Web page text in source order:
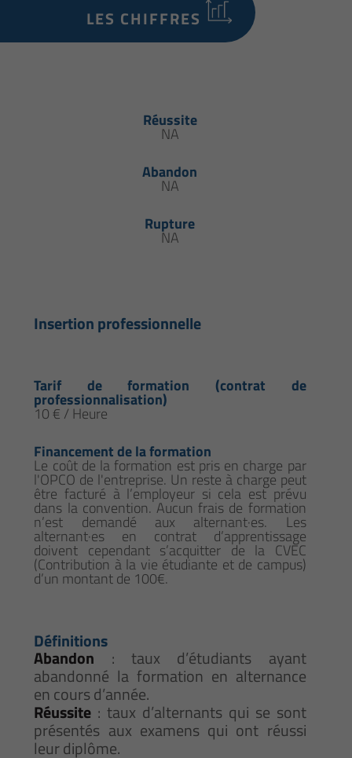
LES CHIFFRES
Réussite
NA
Abandon
NA
Rupture
NA
Insertion professionnelle
Tarif de formation (contrat de
professionnalisation)
10 € / Heure
Financement de la formation
Le coût de la formation est pris en charge par
l'OPCO de l'entreprise. Un reste à charge peut
être facturé à l’employeur si cela est prévu
dans la convention. Aucun frais de formation
n’est demandé aux alternant·es. Les
alternant·es en contrat d’apprentissage
doivent cependant s’acquitter de la CVEC
(Contribution à la vie étudiante et de campus)
d’un montant de 100€.
Définitions
Abandon : taux d’étudiants ayant
abandonné la formation en alternance
en cours d’année.
Réussite : taux d’alternants qui se sont
présentés aux examens qui ont réussi
leur diplôme.